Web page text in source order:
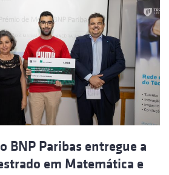
BNP Paribas entregue a
em Matemática e